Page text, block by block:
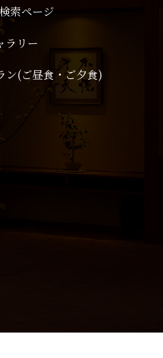
索ページ
ラリー
ン(ご昼食・ご夕食)